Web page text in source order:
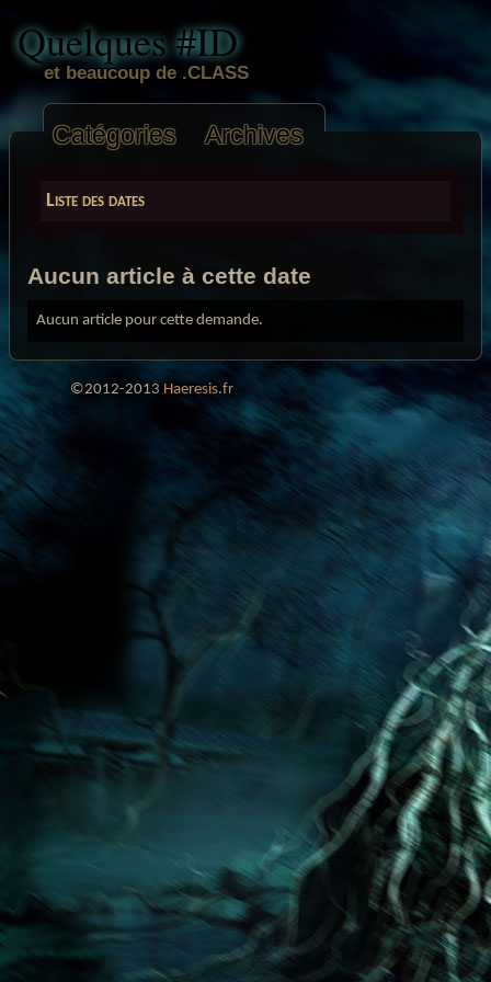
Liste des dates
Aucun article à cette date
Aucun article pour cette demande.
Quelques #ID
et beaucoup de .CLASS
Catégories Archives
©2012-2013 Haeresis.fr